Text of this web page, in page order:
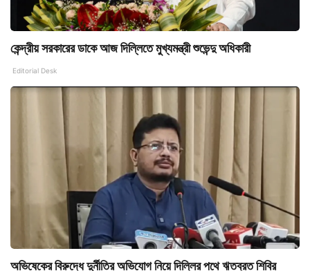
কেন্দ্রীয় সরকারের ডাকে আজ দিল্লিতে মুখ্যমন্ত্রী শুভেন্দু অধিকারী
Editorial Desk
অভিষেকের বিরুদ্ধে দুর্নীতির অভিযোগ নিয়ে দিল্লির পথে ঋতব্রত শিবির